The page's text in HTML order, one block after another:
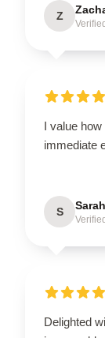
Z
I value
immediate
S Sarah
Delighted